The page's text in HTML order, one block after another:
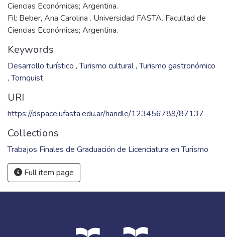
Ciencias Económicas; Argentina.
Fil: Beber, Ana Carolina . Universidad FASTA. Facultad de
Ciencias Económicas; Argentina.
Keywords
Desarrollo turístico ,Turismo cultural,Turismo gastronómico
,Tornquist
URI
https://dspace.ufasta.edu.ar/handle/123456789/87137
Collections
Trabajos Finales de Graduación de Licenciatura en Turismo
Full item page